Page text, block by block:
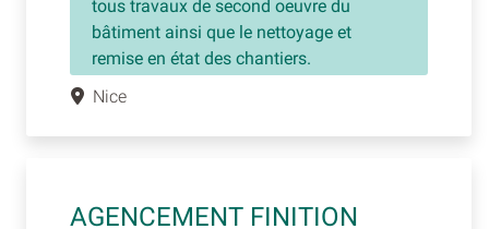
tous travaux de second oeuvre du
bâtiment ainsi que le nettoyage et
remise en état des chantiers.
Nice
AGENCEMENT FINITION